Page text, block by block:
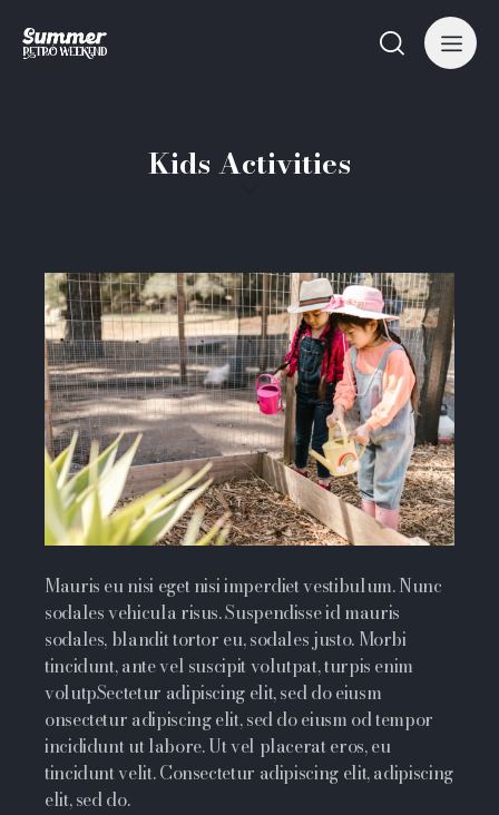
Kids Activities
Mauris eu nisi eget nisi imperdiet vestibulum. Nunc
sodales vehicula risus. Suspendisse id mauris
sodales, blandit tortor eu, sodales justo. Morbi
tincidunt, ante vel suscipit volutpat, turpis enim
volutpSectetur adipiscing elit, sed do eiusm
onsectetur adipiscing elit, sed do eiusm od tempor
incididunt ut labore. Ut vel placerat eros, eu
tincidunt velit. Consectetur adipiscing elit, adipiscing
elit, sed do.